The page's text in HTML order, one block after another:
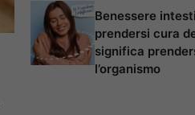
Benessere
prendersi cura
significa
l’organismo